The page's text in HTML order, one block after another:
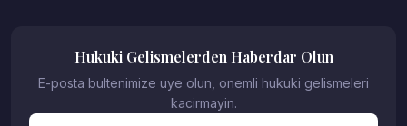
Hukuki Gelismelerden Haberdar Olun
E-posta bultenimize uye olun, onemli hukuki gelismeleri
kacirmayin.